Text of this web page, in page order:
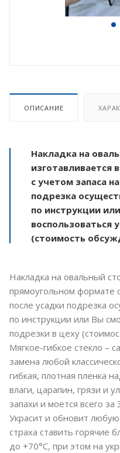
ОПИСАНИЕ
Накладка на
изготавливается
с учетом запаса
подрезка
по инструкции
воспользоваться
(стоимость
Накладка на овальный
прямоугольном формате
после усадки подрезка
по инструкции или Вы
подрезки в цеху
Мягкое-гибкое стекло –
замена любой
гибкая, плотная пленка
влаги, царапин, грязи и
запахи и моется всего
Украсит и обновит
страха ставить горячие
до +70°C, при этом на